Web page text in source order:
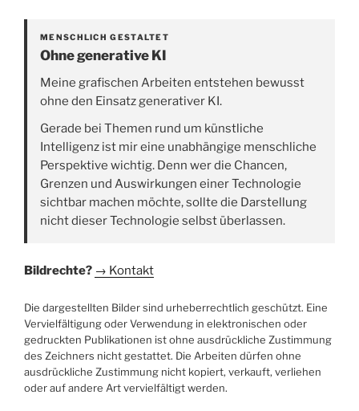
MENSCHLICH GESTALTET
Ohne generative KI
Meine grafischen Arbeiten entstehen bewusst
ohne den Einsatz generativer KI.
Gerade bei Themen rund um künstliche
Intelligenz ist mir eine unabhängige menschliche
Perspektive wichtig. Denn wer die Chancen,
Grenzen und Auswirkungen einer Technologie
sichtbar machen möchte, sollte die Darstellung
nicht dieser Technologie selbst überlassen.
Bildrechte? → Kontakt
Die dargestellten Bilder sind urheberrechtlich geschützt. Eine
Vervielfältigung oder Verwendung in elektronischen oder
gedruckten Publikationen ist ohne ausdrückliche Zustimmung
des Zeichners nicht gestattet. Die Arbeiten dürfen ohne
ausdrückliche Zustimmung nicht kopiert, verkauft, verliehen
oder auf andere Art vervielfältigt werden.